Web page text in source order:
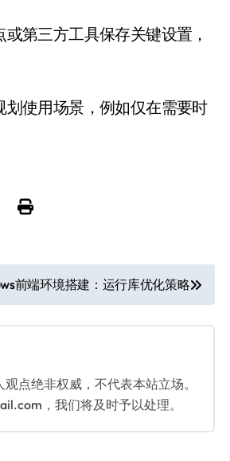
第三方工具保存关键设置，
使用场景，例如仅在需要时
前端环境搭建：运行库优化策略
点绝非权威，不代表本站立场。
，我们将及时予以处理。